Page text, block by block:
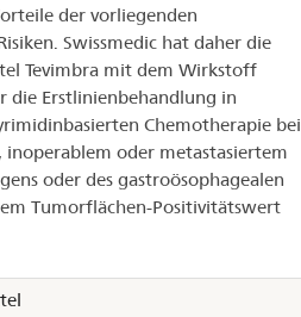
der vorliegenden
Swissmedic hat daher die
Tevimbra mit dem Wirkstoff
die Erstlinienbehandlung in
Chemotherapie bei
oder metastasiertem
oder des gastroösophagealen
Tumorflächen-Positivitätswert